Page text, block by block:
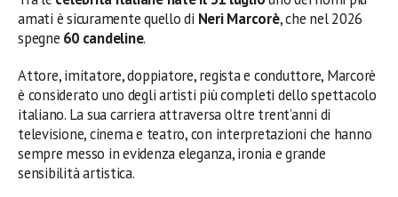
amati è sicuramente quello di Neri Marcorè, che nel 2026
spegne 60 candeline.
Attore, imitatore, doppiatore, regista e conduttore, Marcorè
è considerato uno degli artisti più completi dello spettacolo
italiano. La sua carriera attraversa oltre trent’anni di
televisione, cinema e teatro, con interpretazioni che hanno
sempre messo in evidenza eleganza, ironia e grande
sensibilità artistica.